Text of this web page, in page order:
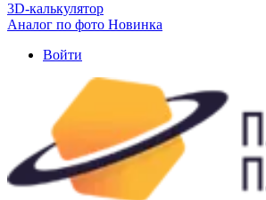
3D-калькулятор
Аналог по фото Новинка
Войти